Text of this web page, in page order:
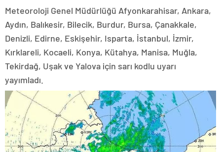
Meteoroloji Genel Müdürlüğü Afyonkarahisar, Ankara,
Aydın, Balıkesir, Bilecik, Burdur, Bursa, Çanakkale,
Denizli, Edirne, Eskişehir, Isparta, İstanbul, İzmir,
Kırklareli, Kocaeli, Konya, Kütahya, Manisa, Muğla,
Tekirdağ, Uşak ve Yalova için sarı kodlu uyarı
yayımladı.